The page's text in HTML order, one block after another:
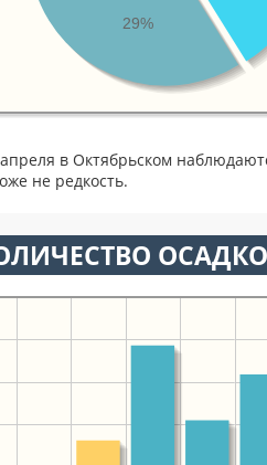
29%
в Октябрьском
не редкость.